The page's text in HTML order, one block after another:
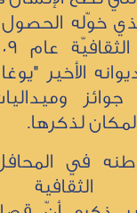
خوّله
الأخير
لذكرها.
في
الثقافية